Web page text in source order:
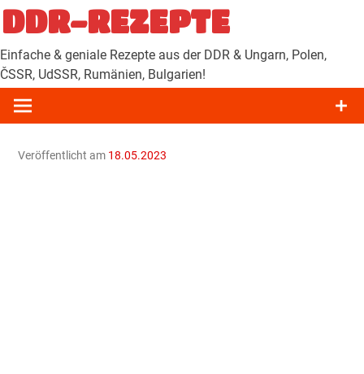
Zum
Inhalt
springen
DDR-REZEPTE
Einfache & geniale Rezepte aus der DDR & Ungarn, Polen,
ČSSR, UdSSR, Rumänien, Bulgarien!
Veröffentlicht am 18.05.2023